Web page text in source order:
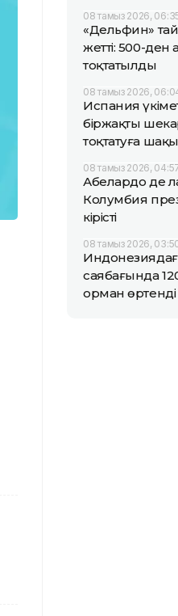
08 тамыз 2026,
«Дельфин»
жетті: 500-ден
тоқтатылды
08 тамыз 2026,
Испания
біржақты
тоқтатуға
08 тамыз 2026,
Абелардо де
Колумбия
кірісті
08 тамыз 2026,
саябағында
орман өртенді